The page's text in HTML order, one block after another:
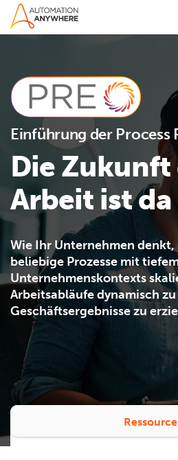
Einführung der Process
Die Zukunft
Arbeit ist da
Wie Ihr Unternehmen denkt,
beliebige Prozesse mit
Unternehmenskontexts
Arbeitsabläufe dynamisch
Geschäftsergebnisse zu